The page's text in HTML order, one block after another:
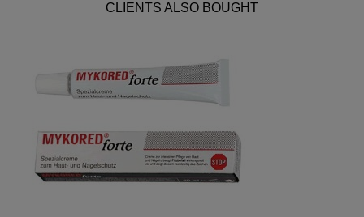
CLIENTS ALSO BOUGHT